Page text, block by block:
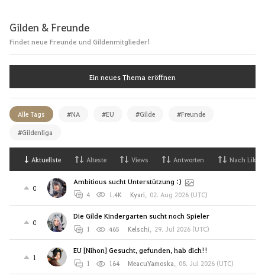
Gilden & Freunde
Findet neue Freunde und Gildenmitglieder!
Ein neues Thema eröffnen
Alle Tags #NA #EU #Gilde #Freunde
#Gildenliga
Aktuellste Alteste Views Antworten Nach Likes
0
Ambitious sucht Unterstützung :)
4 1.4K Kyari, 02. Aug 2026 (UTC)
0
Die Gilde Kindergarten sucht noch Spieler
1 465 Kelschi, 29. Jul 2026 (UTC)
1
EU [Nihon] Gesucht, gefunden, hab dich!!
1 164 MeacuYamoska, 08. Jul 2026 (UTC)